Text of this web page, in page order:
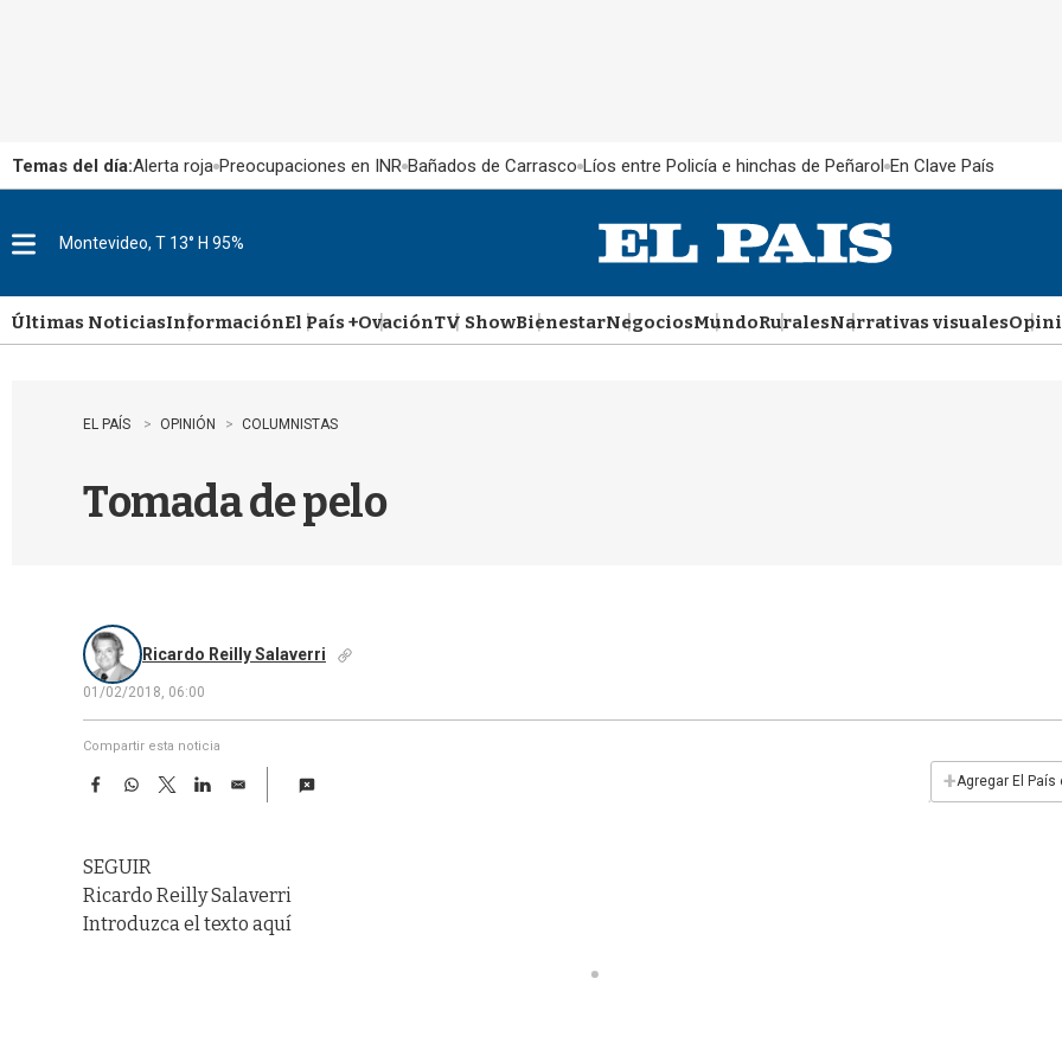
Temas del día:Alerta roja Preocupaciones en INR Bañados de Carrasco Líos entre Policía e hinchas de Peñarol En Clave País
u
Montevideo, T 13° H 95%
Últimas NoticiasInformaciónEl País +OvaciónTV ShowBienestarNegociosMundoRuralesNarrativas visuales
EL PAÍS OPINIÓN COLUMNISTAS
Tomada de pelo
Ricardo Reilly Salaverri
01/02/2018, 06:00
Compartir esta noticia
F
b
o
o
W
s
A
p
T
w
e
r
L
d
I
E
+Agregar El País
SEGUIR
Ricardo Reilly Salaverri
Introduzca el texto aquí